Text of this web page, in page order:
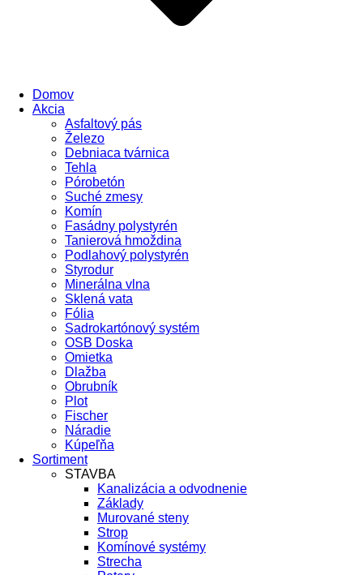
Domov
Akcia
Asfaltový pás
Železo
Debniaca tvárnica
Tehla
Pórobetón
Suché zmesy
Komín
Fasádny polystyrén
Tanierová hmoždina
Podlahový polystyrén
Styrodur
Minerálna vlna
Sklená vata
Fólia
Sadrokartónový systém
OSB Doska
Omietka
Dlažba
Obrubník
Plot
Fischer
Náradie
Kúpeľňa
Sortiment
STAVBA
Kanalizácia a odvodnenie
Základy
Murované steny
Strop
Komínové systémy
Strecha